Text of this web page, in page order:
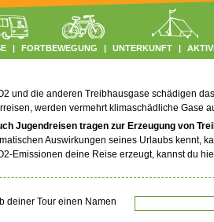
| FORTBEWEGUNG | UNTERKUNFT |
und die anderen Treibhausgase schädigen
werden vermehrt klimaschädliche Gase
Jugendreisen tragen zur Erzeugung von
Auswirkungen seines Urlaubs kennt,
Emissionen deine Reise erzeugt, kannst du
deiner Tour einen Namen